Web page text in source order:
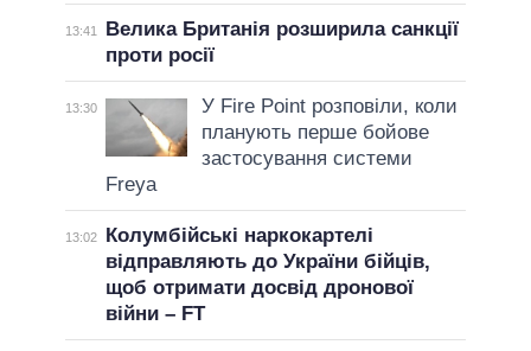
13:41
Велика Британія розширила санкції
проти росії
13:30
У Fire Point розповіли, коли
планують перше бойове
застосування системи
Freya
13:02
Колумбійські наркокартелі
відправляють до України бійців,
щоб отримати досвід дронової
війни – FT